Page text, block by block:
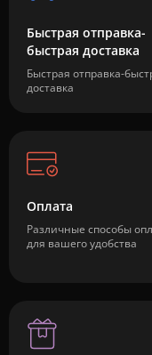
Быстрая отправка-
быстрая доставка
Быстрая отправка-
доставка
Оплата
Различные способы
для вашего удобства